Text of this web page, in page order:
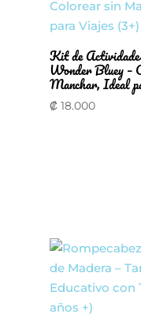
Kit de
Wonder Bluey –
Manchar, Ideal
₡18.000